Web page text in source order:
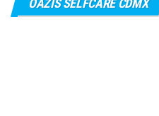
OAZIS SELFCARE CDMX